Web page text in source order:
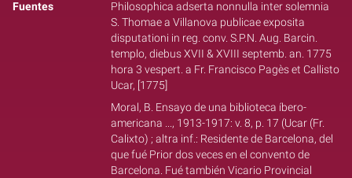
Fuentes
Philosophica adserta nonnulla inter solemnia
S. Thomae a Villanova publicae exposita
disputationi in reg. conv. S.P.N. Aug. Barcin.
templo, diebus XVII & XVIII septemb. an. 1775
hora 3 vespert. a Fr. Francisco Pagès et Callisto
Ucar, [1775]
Moral, B. Ensayo de una biblioteca íbero-
americana ..., 1913-1917: v. 8, p. 17 (Ucar (Fr.
Calixto) ; altra inf.: Residente de Barcelona, del
que fué Prior dos veces en el convento de
Barcelona. Fué también Vicario Provincial